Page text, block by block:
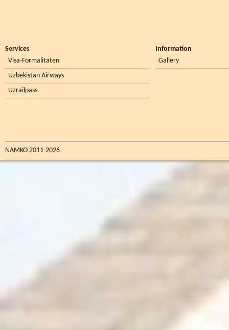
Services
Visa-Formalitäten
Uzbekistan Airways
Uzrailpass
Information
Gallery
NAMKO 2011-2026